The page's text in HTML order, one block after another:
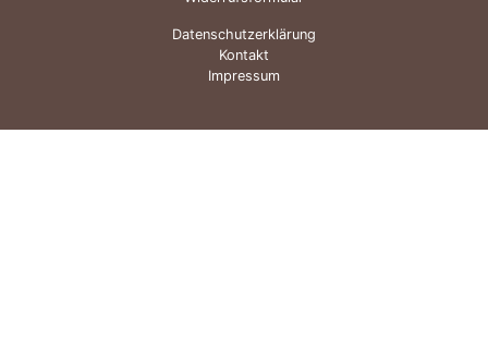
Datenschutzerklärung
Kontakt
Impressum